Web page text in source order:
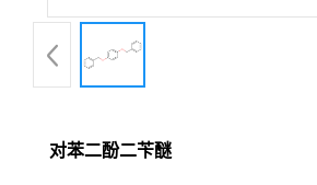
对苯二酚二苄醚